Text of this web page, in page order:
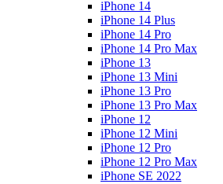
iPhone 14
iPhone 14 Plus
iPhone 14 Pro
iPhone 14 Pro Max
iPhone 13
iPhone 13 Mini
iPhone 13 Pro
iPhone 13 Pro Max
iPhone 12
iPhone 12 Mini
iPhone 12 Pro
iPhone 12 Pro Max
iPhone SE 2022